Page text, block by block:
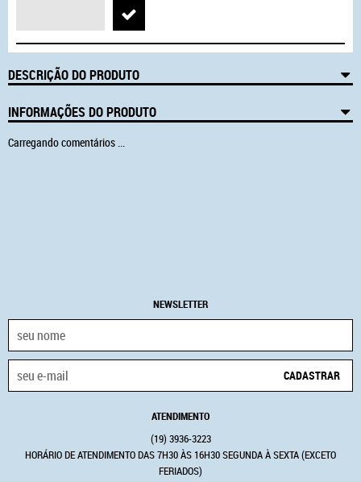
DESCRIÇÃO DO PRODUTO
INFORMAÇÕES DO PRODUTO
Carregando comentários ...
NEWSLETTER
CADASTRAR
ATENDIMENTO
(19) 3936-3223
HORÁRIO DE ATENDIMENTO DAS 7H30 ÀS 16H30 SEGUNDA À SEXTA (EXCETO
FERIADOS)